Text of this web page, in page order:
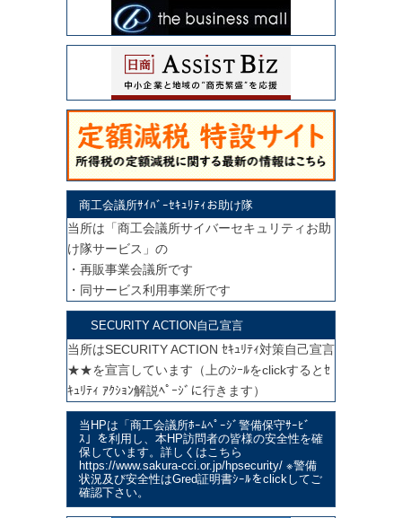
商工会議所ｻｲﾊﾞｰｾｷｭﾘﾃｨお助け隊
当所は「商工会議所サイバーセキュリティお助
け隊サービス」の
・再販事業会議所です
・同サービス利用事業所です
SECURITY ACTION自己宣言
当所はSECURITY ACTION ｾｷｭﾘﾃｨ対策自己宣言
★★を宣言しています（上のｼｰﾙをclickするとｾ
ｷｭﾘﾃｨ ｱｸｼｮﾝ解説ﾍﾟｰｼﾞに行きます）
当HPは「商工会議所ﾎｰﾑﾍﾟｰｼﾞ警備保守ｻｰﾋﾞ
ｽ」を利用し、本HP訪問者の皆様の安全性を確
保しています。詳しくはこちら
https://www.sakura-cci.or.jp/hpsecurity/ ※警備
状況及び安全性はGred証明書ｼｰﾙをclickしてご
確認下さい。